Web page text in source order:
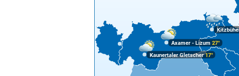
Kaunertaler Gletscher17°
Axamer - Lizum 27°
Kitzbühel